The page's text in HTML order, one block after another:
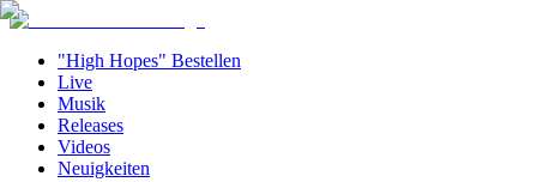
"High Hopes" Bestellen
Live
Musik
Releases
Videos
Neuigkeiten